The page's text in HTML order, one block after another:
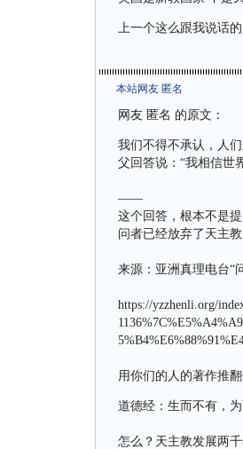
上一个这么跟我说话
本站网友 匿名
网友 匿名 的原文：
我们不得不承认，人
父回答说：“我相信世
——
这个回答，根本不是
问者已经放弃了天主
来源：亚洲真理电台“
https://yzzhenli.org/
用你们的人的著作推
道德经：生而不有，
怎么？天主教发展两